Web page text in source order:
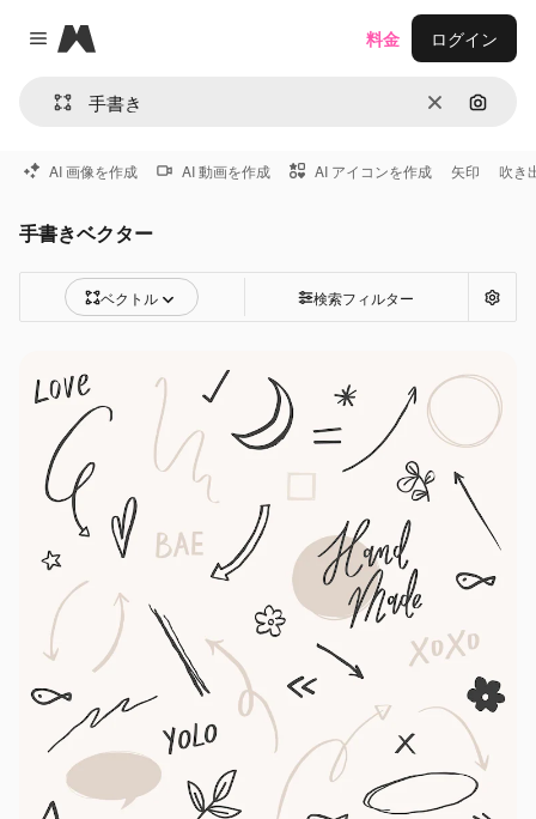
Close menu
Magnific
消去 画像で
料金 ログイン
AI 画像を作成 AI 動画を作成 AI アイコンを作成 矢印 吹き
手書きベクター
ベクトル 検索フィルター